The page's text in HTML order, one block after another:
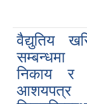
वैद्युतिय
सम्बन्धमा
निकाय र